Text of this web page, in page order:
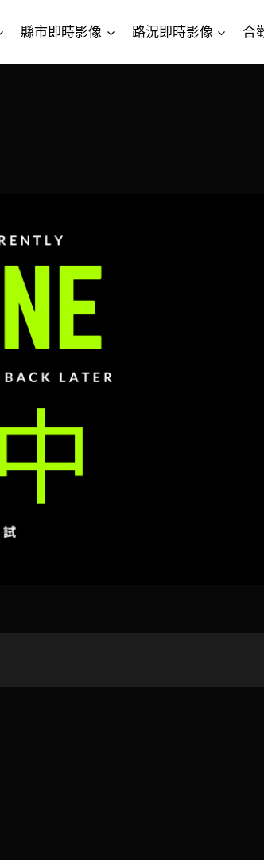
縣市即時影像 路況即時影像 合